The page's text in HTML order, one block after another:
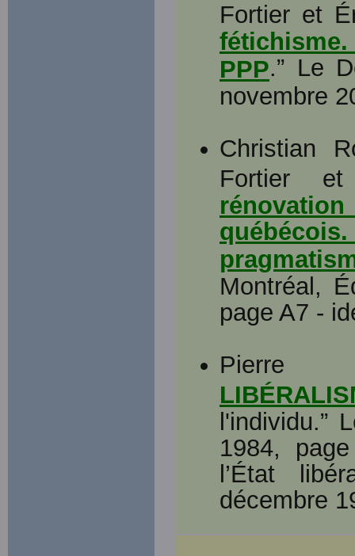
Fortier et
PPP.” Le
novembre
Christian
Fortier
Montréal,
page A7 -
Pierre
l'individu.”
1984,
l’État
décembre